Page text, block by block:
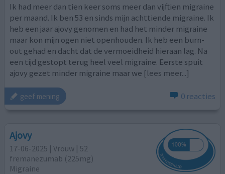
Ik had meer dan tien keer soms meer dan vijftien migraine
per maand. Ik ben 53 en sinds mijn achttiende migraine. Ik
heb een jaar ajovy genomen en had het minder migraine
maar kon mijn ogen niet openhouden. Ik heb een burn-
out gehad en dacht dat de vermoeidheid hieraan lag. Na
een tijd gestopt terug heel veel migraine. Eerste spuit
ajovy gezet minder migraine maar we [lees meer...]
geef mening 0 reacties
Ajovy
17-06-2025 | Vrouw | 52
fremanezumab (225mg)
Migraine